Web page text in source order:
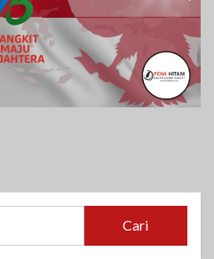
Cari